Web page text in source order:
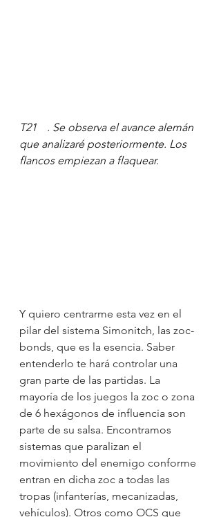
T21	. Se observa el avance alemán
que analizaré posteriormente. Los
flancos empiezan a flaquear.
Y quiero centrarme esta vez en el
pilar del sistema Simonitch, las zoc-
bonds, que es la esencia. Saber
entenderlo te hará controlar una
gran parte de las partidas. La
mayoría de los juegos la zoc o zona
de 6 hexágonos de influencia son
parte de su salsa. Encontramos
sistemas que paralizan el
movimiento del enemigo conforme
entran en dicha zoc a todas las
tropas (infanterías, mecanizadas,
vehículos). Otros como OCS que